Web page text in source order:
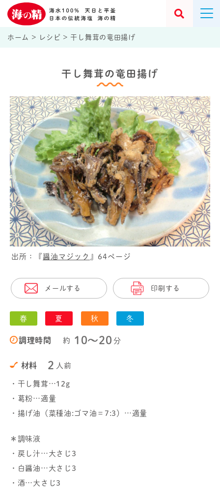
ホーム > レシピ >干し舞茸の竜田揚げ
干し舞茸の竜田揚げ
出所：『 醤油マジック 』64ページ
メールする 印刷する
春 夏 秋 冬
調理時間 約 10〜20 分
材料 2 人前
・干し舞茸…12g
・葛粉…適量
・揚げ油（菜種油:ゴマ油＝7:3）…適量
＊調味液
・戻し汁…大さじ3
・白醤油…大さじ3
・酒…大さじ3